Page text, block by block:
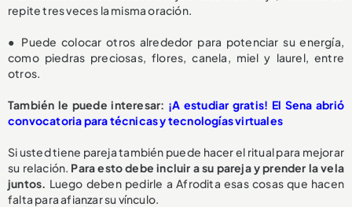
repite tres veces la misma oración.
● Puede colocar otros alrededor para potenciar su energía,
como piedras preciosas, flores, canela, miel y laurel, entre
otros.
También le puede interesar: ¡A estudiar gratis! El Sena abrió
convocatoria para técnicas y tecnologías virtuales
Si usted tiene pareja también puede hacer el ritual para mejorar
su relación. Para esto debe incluir a su pareja y prender la vela
juntos. Luego deben pedirle a Afrodita esas cosas que hacen
falta para afianzar su vínculo.